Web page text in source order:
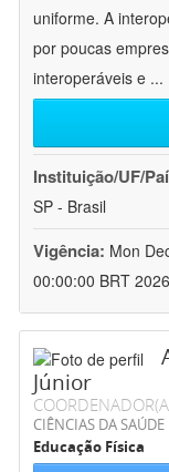
uniforme. A
por poucas
interoperáveis e ...
Instituição/UF/
SP - Brasil
Vigência: Mon
00:00:00 BRT 2026
Júnior
CIÊNCIAS DA SAÚDE
Educação Física